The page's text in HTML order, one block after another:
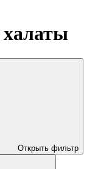
Открыть фильтр